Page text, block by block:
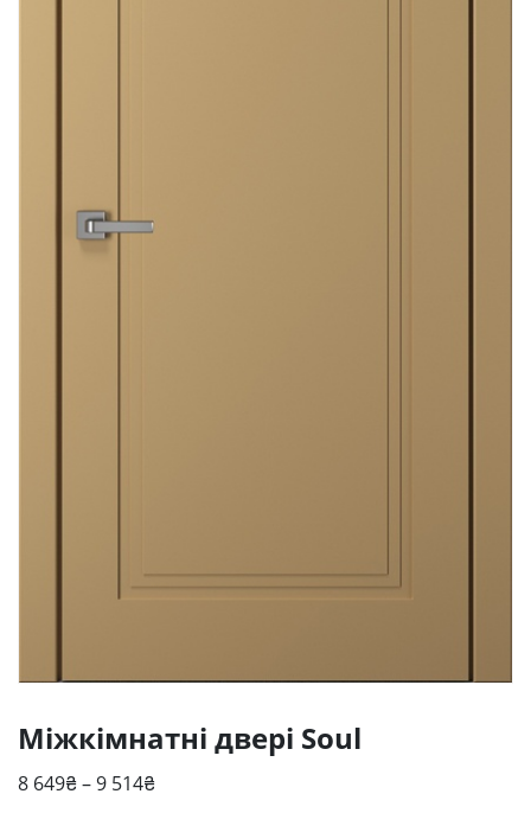
Міжкімнатні двері Soul
8 649₴–9 514₴Діапазон